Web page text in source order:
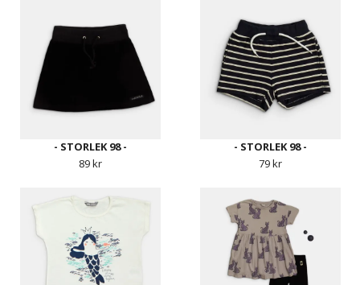
- STORLEK 98 -
89 kr
- STORLEK 98 -
79 kr